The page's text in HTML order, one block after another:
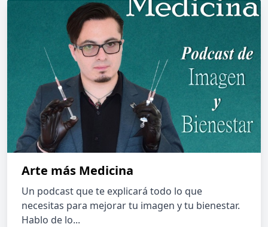
Arte más Medicina
Un podcast que te explicará todo lo que
necesitas para mejorar tu imagen y tu bienestar.
Hablo de lo...